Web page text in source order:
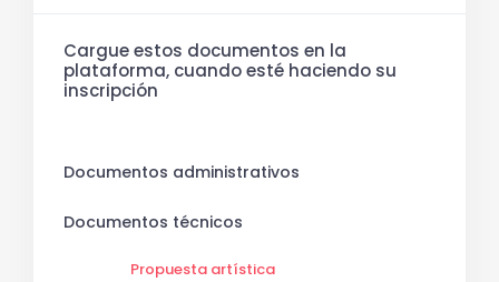
Cargue estos documentos en la
plataforma, cuando esté haciendo su
inscripción
Documentos administrativos
Documentos técnicos
Propuesta artística